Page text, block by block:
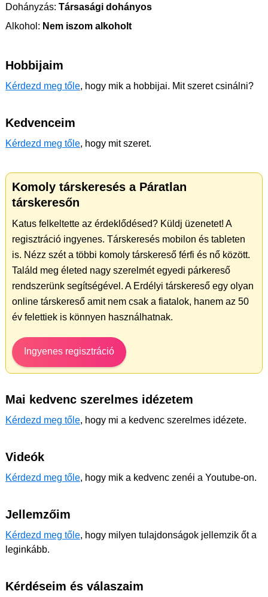
Dohányzás: Társasági dohányos
Alkohol: Nem iszom alkoholt
Hobbijaim
Kérdezd meg tőle, hogy mik a hobbijai. Mit szeret csinálni?
Kedvenceim
Kérdezd meg tőle, hogy mit szeret.
Komoly társkeresés a Páratlan
társkeresőn
Katus felkeltette az érdeklődésed? Küldj üzenetet! A
regisztráció ingyenes. Társkeresés mobilon és tableten
is. Nézz szét a többi komoly társkereső férfi és nő között.
Találd meg életed nagy szerelmét egyedi párkereső
rendszerünk segítségével. A Erdélyi társkereső egy olyan
online társkereső amit nem csak a fiatalok, hanem az 50
év felettiek is könnyen használhatnak.
Ingyenes regisztráció
Mai kedvenc szerelmes idézetem
Kérdezd meg tőle, hogy mi a kedvenc szerelmes idézete.
Videók
Kérdezd meg tőle, hogy mik a kedvenc zenéi a Youtube-on.
Jellemzőim
Kérdezd meg tőle, hogy milyen tulajdonságok jellemzik őt a
leginkább.
Kérdéseim és válaszaim